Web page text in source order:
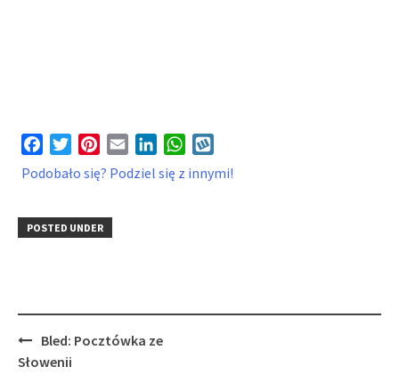
FacebookTwitterPinterest
Email LinkedInWhatsApp
Podobało się? Podziel się z innymi!
POSTED UNDER
Post
navigation
Bled: Pocztówka ze
Słowenii